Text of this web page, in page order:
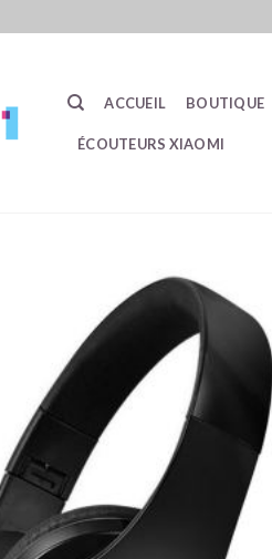
ACCUEIL BOUTIQUE
ÉCOUTEURS XIAOMI